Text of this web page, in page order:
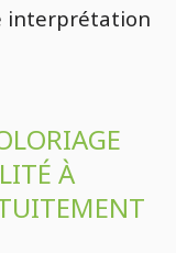
interprétation
À